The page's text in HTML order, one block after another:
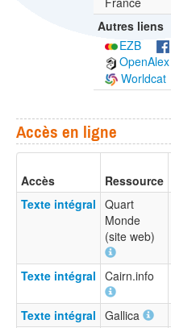
Autres liens
EZB
OpenAlex
Worldcat
Accès en ligne
Accès Ressource
Texte intégral Quart
Monde
(site web)
Texte intégral Cairn.info
Texte intégral Gallica